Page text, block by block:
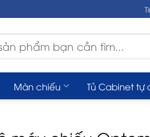
Màn chiếu Tủ Cabinet tự